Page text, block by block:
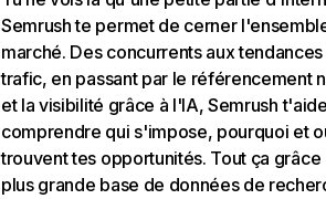
Semrush te permet de cerner
marché. Des concurrents aux
trafic, en passant par le référencement
et la visibilité grâce à l'IA, Semrush
comprendre qui s'impose, pourquoi et
trouvent tes opportunités. Tout ça grâce
plus grande base de données de